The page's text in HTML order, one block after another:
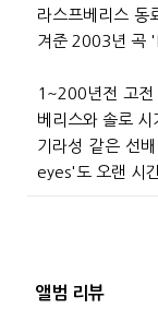
라스프베리스 동
겨준 2003년 곡
1~200년전 고전
베리스와 솔로
기라성 같은 선
eyes'도 오랜 시
앨범 리뷰